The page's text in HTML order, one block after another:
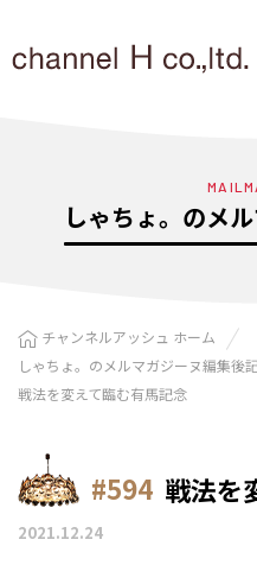
しゃちょ。のメ
チャンネルアッシュ ホーム
しゃちょ。のメルマガジーヌ編集後
戦法を変えて臨む有馬記念
#594 戦法を
2021.12.24